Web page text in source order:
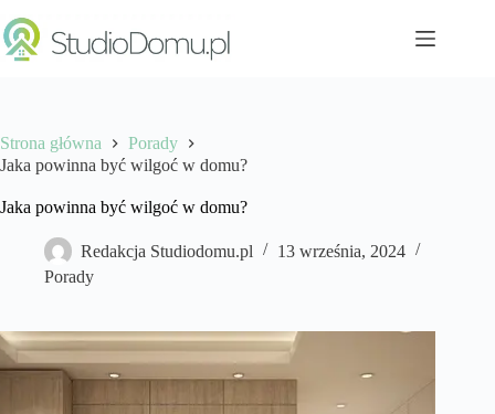
do
treści
Strona główna
Porady
Jaka powinna być wilgoć w domu?
Jaka powinna być wilgoć w domu?
Redakcja Studiodomu.pl
13 września, 2024
Porady